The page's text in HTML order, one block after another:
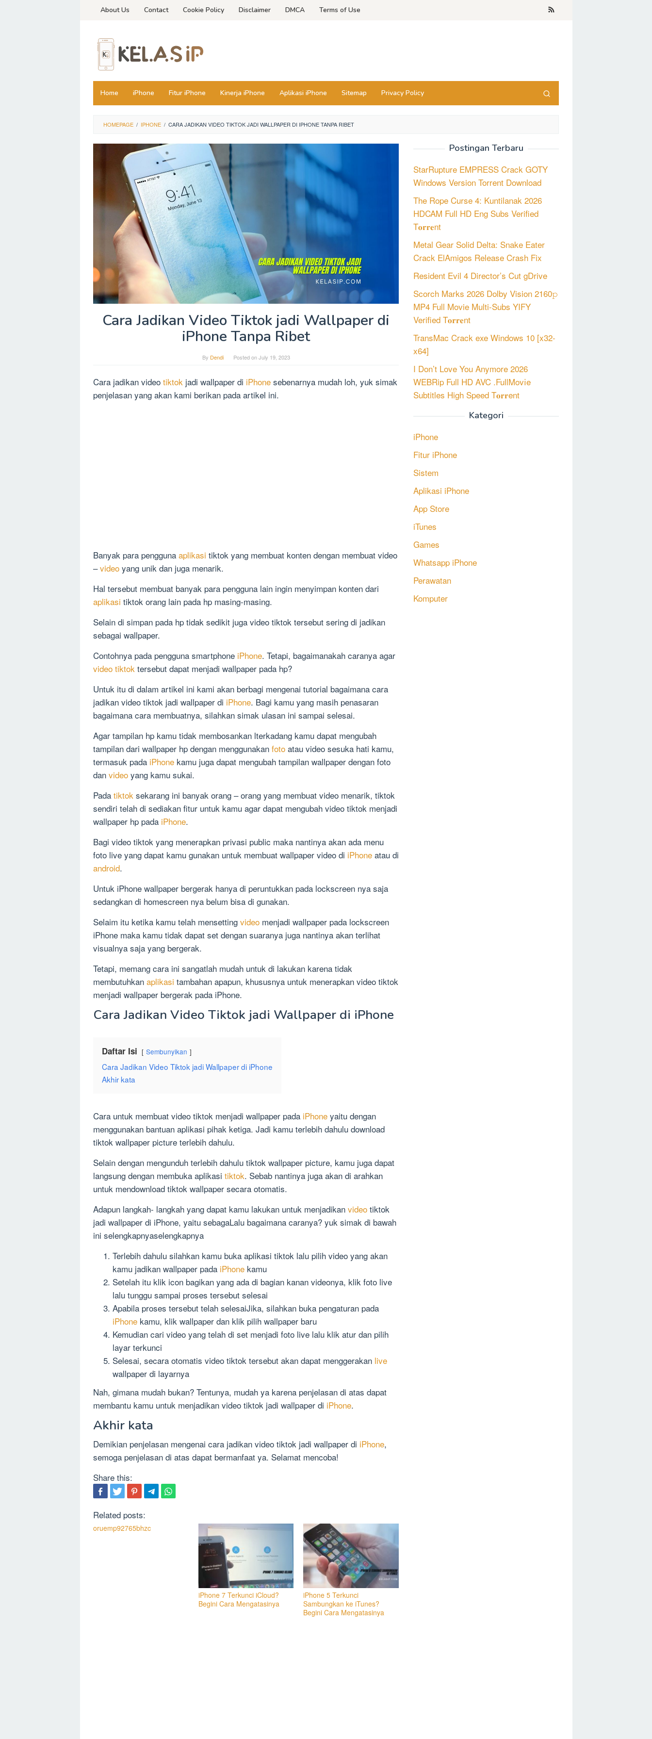
About Us Contact Cookie Policy Disclaimer DMCA Terms of Use
Home iPhone Fitur iPhone Kinerja iPhone Aplikasi iPhone Sitemap Privacy Policy
HOMEPAGE / IPHONE / CARA JADIKAN VIDEO TIKTOK JADI WALLPAPER DI IPHONE TANPA RIBET
Cara Jadikan Video Tiktok jadi Wallpaper di
iPhone Tanpa Ribet
By Dendi Posted onJuly 19, 2023
Cara jadikan video tiktok jadi wallpaper di iPhone sebenarnya mudah loh, yuk simak
penjelasan yang akan kami berikan pada artikel ini.
Banyak para pengguna aplikasi tiktok yang membuat konten dengan membuat video
–video yang unik dan juga menarik.
Hal tersebut membuat banyak para pengguna lain ingin menyimpan konten dari
aplikasi tiktok orang lain pada hp masing-masing.
Selain di simpan pada hp tidak sedikit juga video tiktok tersebut sering di jadikan
sebagai wallpaper.
Contohnya pada pengguna smartphone iPhone. Tetapi, bagaimanakah caranya agar
video tiktok tersebut dapat menjadi wallpaper pada hp?
Untuk itu di dalam artikel ini kami akan berbagi mengenai tutorial bagaimana cara
jadikan video tiktok jadi wallpaper di iPhone. Bagi kamu yang masih penasaran
bagaimana cara membuatnya, silahkan simak ulasan ini sampai selesai.
Agar tampilan hp kamu tidak membosankan lterkadang kamu dapat mengubah
tampilan dari wallpaper hp dengan menggunakan foto atau video sesuka hati kamu,
termasuk pada iPhone kamu juga dapat mengubah tampilan wallpaper dengan foto
dan video yang kamu sukai.
Pada tiktok sekarang ini banyak orang – orang yang membuat video menarik, tiktok
sendiri telah di sediakan fitur untuk kamu agar dapat mengubah video tiktok menjadi
wallpaper hp pada iPhone.
Bagi video tiktok yang menerapkan privasi public maka nantinya akan ada menu
foto live yang dapat kamu gunakan untuk membuat wallpaper video di iPhone atau di
android.
Untuk iPhone wallpaper bergerak hanya di peruntukkan pada lockscreen nya saja
sedangkan di homescreen nya belum bisa di gunakan.
Selaim itu ketika kamu telah mensetting video menjadi wallpaper pada lockscreen
iPhone maka kamu tidak dapat set dengan suaranya juga nantinya akan terlihat
visualnya saja yang bergerak.
Tetapi, memang cara ini sangatlah mudah untuk di lakukan karena tidak
membutuhkan aplikasi tambahan apapun, khususnya untuk menerapkan video tiktok
menjadi wallpaper bergerak pada iPhone.
Cara Jadikan Video Tiktok jadi Wallpaper di iPhone
Daftar Isi Sembunyikan
Cara Jadikan Video Tiktok jadi Wallpaper di iPhone
Akhir kata
Cara untuk membuat video tiktok menjadi wallpaper pada iPhone yaitu dengan
menggunakan bantuan aplikasi pihak ketiga. Jadi kamu terlebih dahulu download
tiktok wallpaper picture terlebih dahulu.
Selain dengan mengunduh terlebih dahulu tiktok wallpaper picture, kamu juga dapat
langsung dengan membuka aplikasi tiktok. Sebab nantinya juga akan di arahkan
untuk mendownload tiktok wallpaper secara otomatis.
Adapun langkah- langkah yang dapat kamu lakukan untuk menjadikan video tiktok
jadi wallpaper di iPhone, yaitu sebagaLalu bagaimana caranya? yuk simak di bawah
ini selengkapnyaselengkapnya
Terlebih dahulu silahkan kamu buka aplikasi tiktok lalu pilih video yang akan
kamu jadikan wallpaper pada iPhone kamu
Setelah itu klik icon bagikan yang ada di bagian kanan videonya, klik foto live
lalu tunggu sampai proses tersebut selesai
Apabila proses tersebut telah selesaiJika, silahkan buka pengaturan pada
iPhone kamu, klik wallpaper dan klik pilih wallpaper baru
Kemudian cari video yang telah di set menjadi foto live lalu klik atur dan pilih
layar terkunci
Selesai, secara otomatis video tiktok tersebut akan dapat menggerakan live
wallpaper di layarnya
Nah, gimana mudah bukan? Tentunya, mudah ya karena penjelasan di atas dapat
membantu kamu untuk menjadikan video tiktok jadi wallpaper di iPhone.
Akhir kata
Demikian penjelasan mengenai cara jadikan video tiktok jadi wallpaper di iPhone,
semoga penjelasan di atas dapat bermanfaat ya. Selamat mencoba!
Share this:
Related posts:
oruemp92765bhzc
iPhone 7 Terkunci iCloud?
Begini Cara Mengatasinya
iPhone 5 Terkunci
Sambungkan ke iTunes?
Begini Cara Mengatasinya
Postingan Terbaru
StarRupture EMPRESS Crack GOTY
Windows Version Torrent Download
The Rope Curse 4: Kuntilanak 2026
HDCAM Full HD Eng Subs Verified
T𝐨𝐫𝐫𝐞nt
Metal Gear Solid Delta: Snake Eater
Crack ElAmigos Release Crash Fix
Resident Evil 4 Director’s Cut gDrive
Scorch Marks 2026 Dolby Vision 2160𝚙
MP4 Full Movie Multi-Subs YIFY
Verified T𝐨𝐫𝐫𝐞nt
TransMac Crack exe Windows 10 [x32-
x64]
I Don’t Love You Anymore 2026
WEBRip Full HD AVC .FullMov𝗂e
Subtitles High Speed T𝐨𝐫𝐫ent
Kategori
iPhone
Fitur iPhone
Sistem
Aplikasi iPhone
App Store
iTunes
Games
Whatsapp iPhone
Perawatan
Komputer